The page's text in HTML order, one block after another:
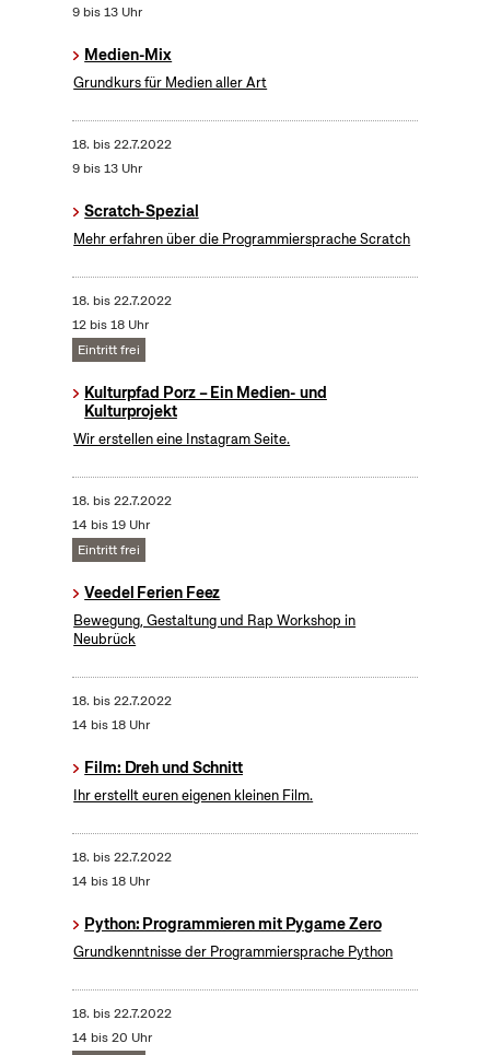
9 bis 13 Uhr
Medien-Mix
Grundkurs für Medien aller Art
18. bis22.7.2022
9 bis 13 Uhr
Scratch-Spezial
Mehr erfahren über die Programmiersprache Scratch
18. bis22.7.2022
12 bis 18 Uhr
Eintritt frei
Kulturpfad Porz – Ein Medien- und
Kulturprojekt
Wir erstellen eine Instagram Seite.
18. bis22.7.2022
14 bis 19 Uhr
Eintritt frei
Veedel Ferien Feez
Bewegung, Gestaltung und Rap Workshop in
Neubrück
18. bis22.7.2022
14 bis 18 Uhr
Film: Dreh und Schnitt
Ihr erstellt euren eigenen kleinen Film.
18. bis22.7.2022
14 bis 18 Uhr
Python: Programmieren mit Pygame Zero
Grundkenntnisse der Programmiersprache Python
18. bis22.7.2022
14 bis 20 Uhr